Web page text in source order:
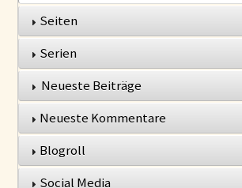
Seiten
Serien
Neueste Beiträge
Neueste Kommentare
Blogroll
Social Media